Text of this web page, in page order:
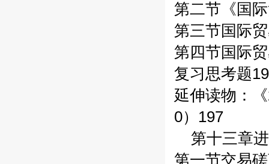
第二节《国
第三节国际
第四节国际
复习思考题
延伸读物：
0）197
第十三章
第一节交易